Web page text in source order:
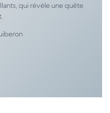
qui révèle une quête